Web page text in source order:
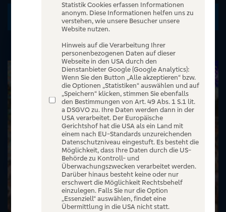
Zu den Terminen
Statistik Cookies erfassen Informationen
anonym. Diese Informationen helfen uns zu
verstehen, wie unsere Besucher unsere
Website nutzen.
Hinweis auf die Verarbeitung Ihrer
personenbezogenen Daten auf dieser
Webseite in den USA durch den
Dienstanbieter Google (Google Analytics):
Wenn Sie den Button „Alle akzeptieren“ bzw.
die Optionen „Statistiken“ auswählen und auf
„Speichern“ klicken, stimmen Sie ebenfalls
den Bestimmungen von Art. 49 Abs. 1 S.1 lit.
a DSGVO zu. Ihre Daten werden dann in der
USA verarbeitet. Der Europäische
Gerichtshof hat die USA als ein Land mit
einem nach EU-Standards unzureichenden
Datenschutzniveau eingestuft. Es besteht die
Möglichkeit, dass Ihre Daten durch die US-
Behörde zu Kontroll- und
Überwachungszwecken verarbeitet werden.
Darüber hinaus besteht keine oder nur
erschwert die Möglichkeit Rechtsbehelf
einzulegen. Falls Sie nur die Option
„Essenziell“ auswählen, findet eine
Übermittlung in die USA nicht statt.